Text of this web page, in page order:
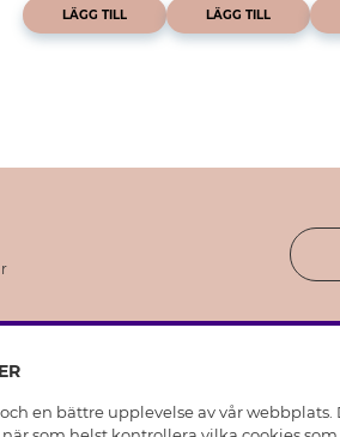
LÄGG TILL LÄGG TILL
en bättre upplevelse av vår webbplats.